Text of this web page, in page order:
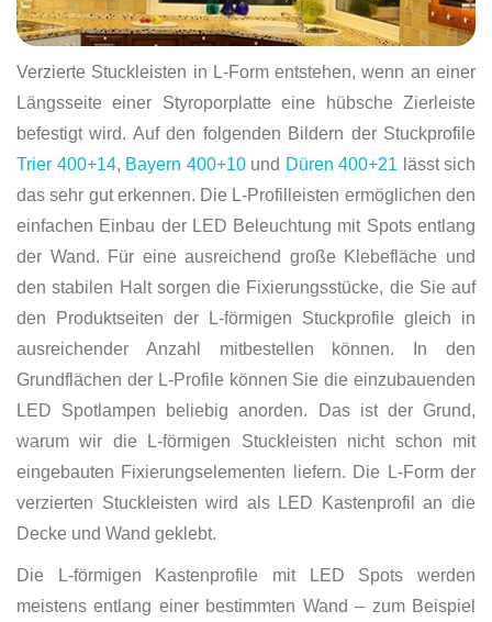
Verzierte Stuckleisten in L-Form entstehen, wenn an einer
Längsseite einer Styroporplatte eine hübsche Zierleiste
befestigt wird. Auf den folgenden Bildern der Stuckprofile
Trier 400+14, Bayern 400+10und Düren 400+21 lässt sich
das sehr gut erkennen. Die L-Profilleisten ermöglichen den
einfachen Einbau der LED Beleuchtung mit Spots entlang
der Wand. Für eine ausreichend große Klebefläche und
den stabilen Halt sorgen die Fixierungsstücke, die Sie auf
den Produktseiten der L-förmigen Stuckprofile gleich in
ausreichender Anzahl mitbestellen können. In den
Grundflächen der L-Profile können Sie die einzubauenden
LED Spotlampen beliebig anorden. Das ist der Grund,
warum wir die L-förmigen Stuckleisten nicht schon mit
eingebauten Fixierungselementen liefern. Die L-Form der
verzierten Stuckleisten wird als LED Kastenprofil an die
Decke und Wand geklebt.
Die L-förmigen Kastenprofile mit LED Spots werden
meistens entlang einer bestimmten Wand – zum Beispiel